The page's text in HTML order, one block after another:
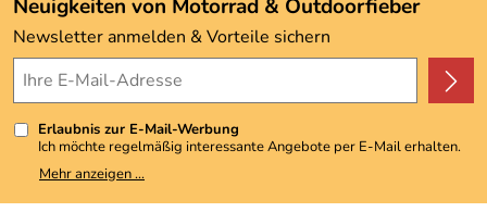
Kundenbewertungen (3.492)
4,9/5*****
Neuigkeiten von Motorrad & Outdoorfieber
Newsletter anmelden & Vorteile sichern
Erlaubnis zur E-Mail-Werbung
Ich möchte regelmäßig interessante Angebote per E-Mail erhalten.
Meine E-Mail-Adresse wird nicht an andere Unternehmen
weitergegeben. Zu statistischen Zwecken wird in anonymer Form
Mehr anzeigen ...